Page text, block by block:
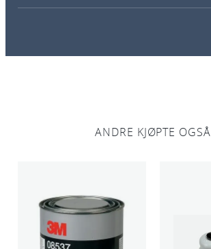
l
ANDRE KJØPTE OGSÅ